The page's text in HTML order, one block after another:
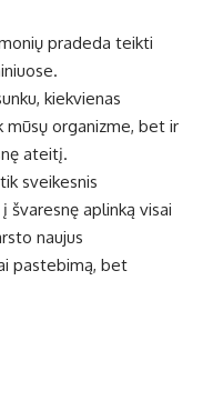
pradeda teikti
kiekvienas
mūsų organizme, bet ir
ateitį.
sveikesnis
švaresnę aplinką visai
naujus
pastebimą, bet